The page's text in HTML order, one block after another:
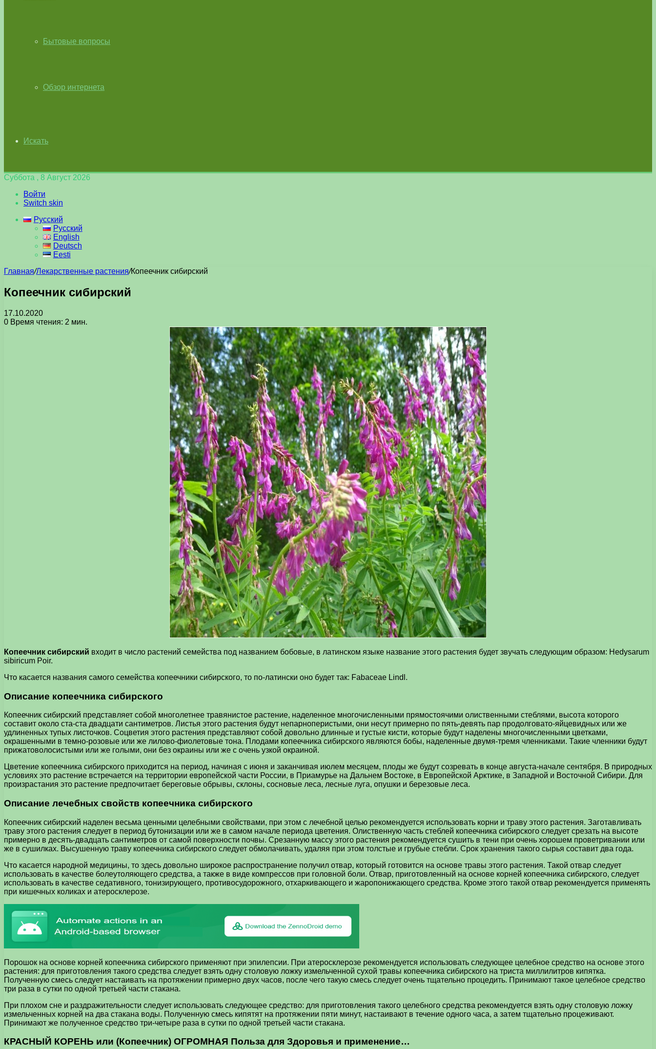
Бытовые вопросы
Обзор интернета
Искать
Суббота , 8 Август 2026
Войти
Switch skin
Русский
Русский
English
Deutsch
Eesti
Главная/Лекарственные растения/Копеечник сибирский
Копеечник сибирский
17.10.2020
0 Время чтения: 2 мин.
Копеечник сибирский входит в число растений семейства под названием бобовые, в латинском языке название этого растения будет звучать следующим образом: Hedysarum
sibiricum Poir.
Что касается названия самого семейства копеечники сибирского, то по-латински оно будет так: Fabaceae Lindl.
Описание копеечника сибирского
Копеечник сибирский представляет собой многолетнее травянистое растение, наделенное многочисленными прямостоячими олиственными стеблями, высота которого
составит около ста-ста двадцати сантиметров. Листья этого растения будут непарноперистыми, они несут примерно по пять-девять пар продолговато-яйцевидных или же
удлиненных тупых листочков. Соцветия этого растения представляют собой довольно длинные и густые кисти, которые будут наделены многочисленными цветками,
окрашенными в темно-розовые или же лилово-фиолетовые тона. Плодами копеечника сибирского являются бобы, наделенные двумя-тремя членниками. Такие членники будут
прижатоволосистыми или же голыми, они без окраины или же с очень узкой окраиной.
Цветение копеечника сибирского приходится на период, начиная с июня и заканчивая июлем месяцем, плоды же будут созревать в конце августа-начале сентября. В природных
условиях это растение встречается на территории европейской части России, в Приамурье на Дальнем Востоке, в Европейской Арктике, в Западной и Восточной Сибири. Для
произрастания это растение предпочитает береговые обрывы, склоны, сосновые леса, лесные луга, опушки и березовые леса.
Описание лечебных свойств копеечника сибирского
Копеечник сибирский наделен весьма ценными целебными свойствами, при этом с лечебной целью рекомендуется использовать корни и траву этого растения. Заготавливать
траву этого растения следует в период бутонизации или же в самом начале периода цветения. Олиственную часть стеблей копеечника сибирского следует срезать на высоте
примерно в десять-двадцать сантиметров от самой поверхности почвы. Срезанную массу этого растения рекомендуется сушить в тени при очень хорошем проветривании или
же в сушилках. Высушенную траву копеечника сибирского следует обмолачивать, удаляя при этом толстые и грубые стебли. Срок хранения такого сырья составит два года.
Что касается народной медицины, то здесь довольно широкое распространение получил отвар, который готовится на основе травы этого растения. Такой отвар следует
использовать в качестве болеутоляющего средства, а также в виде компрессов при головной боли. Отвар, приготовленный на основе корней копеечника сибирского, следует
использовать в качестве седативного, тонизирующего, противосудорожного, отхаркивающего и жаропонижающего средства. Кроме этого такой отвар рекомендуется применять
при кишечных коликах и атеросклерозе.
Порошок на основе корней копеечника сибирского применяют при эпилепсии. При атеросклерозе рекомендуется использовать следующее целебное средство на основе этого
растения: для приготовления такого средства следует взять одну столовую ложку измельченной сухой травы копеечника сибирского на триста миллилитров кипятка.
Полученную смесь следует настаивать на протяжении примерно двух часов, после чего такую смесь следует очень тщательно процедить. Принимают такое целебное средство
три раза в сутки по одной третьей части стакана.
При плохом сне и раздражительности следует использовать следующее средство: для приготовления такого целебного средства рекомендуется взять одну столовую ложку
измельченных корней на два стакана воды. Полученную смесь кипятят на протяжении пяти минут, настаивают в течение одного часа, а затем тщательно процеживают.
Принимают же полученное средство три-четыре раза в сутки по одной третьей части стакана.
КРАСНЫЙ КОРЕНЬ или (Копеечник) ОГРОМНАЯ Польза для Здоровья и применение…